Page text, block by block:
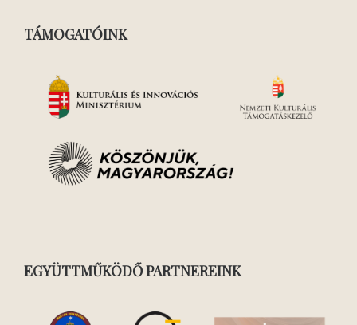
TÁMOGATÓINK
EGYÜTTMŰKÖDŐ PARTNEREINK